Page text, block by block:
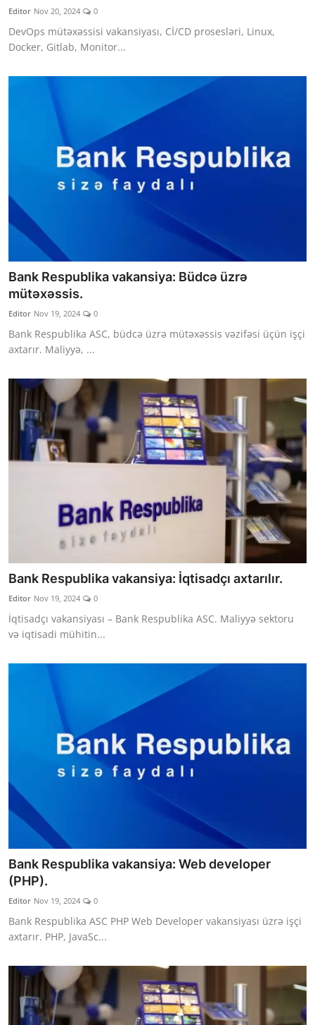
Editor Nov 20, 2024 0
DevOps mütəxəssisi vakansiyası, Cİ/CD prosesləri, Linux,
Docker, Gitlab, Monitor...
Bank Respublika vakansiya: Büdcə üzrə
mütəxəssis.
Editor Nov 19, 2024 0
Bank Respublika ASC, büdcə üzrə mütəxəssis vəzifəsi üçün işçi
axtarır. Maliyyə, ...
Bank Respublika vakansiya: İqtisadçı axtarılır.
Editor Nov 19, 2024 0
İqtisadçı vakansiyası – Bank Respublika ASC. Maliyyə sektoru
və iqtisadi mühitin...
Bank Respublika vakansiya: Web developer
(PHP).
Editor Nov 19, 2024 0
Bank Respublika ASC PHP Web Developer vakansiyası üzrə işçi
axtarır. PHP, JavaSc...